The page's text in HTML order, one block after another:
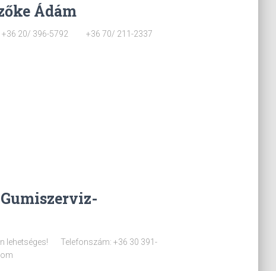
Ádám
+36 20/ 396-5792 +36 70/ 211-2337
Telefonszám: +36 30 391-